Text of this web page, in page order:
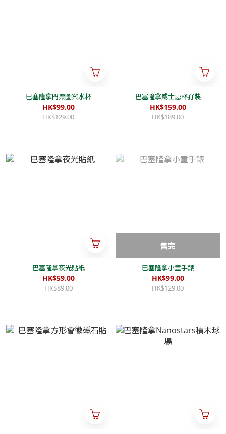
巴塞隆拿門票圖案水杯
HK$99.00
HK$129.00
巴塞隆拿威士忌杯孖裝
HK$159.00
HK$189.00
巴塞隆拿夜光貼紙
HK$59.00
HK$89.00
售完
巴塞隆拿小童手錶
HK$99.00
HK$129.00